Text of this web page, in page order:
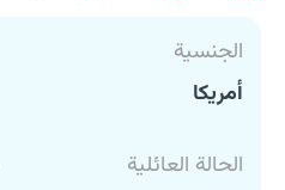
الجنسية
أمريكا
الحالة العائلية